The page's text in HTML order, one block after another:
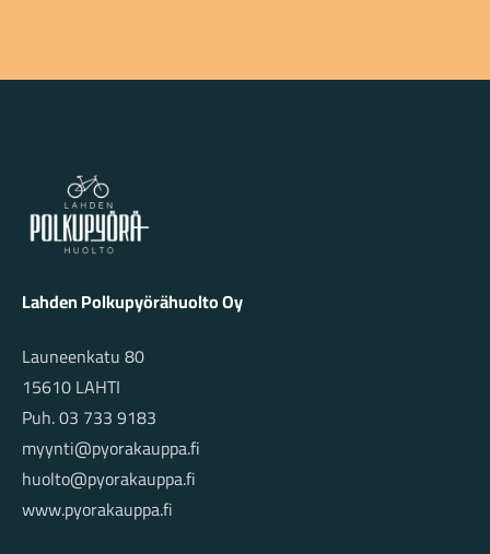
Lahden Polkupyörähuolto - etusivulle
Lahden Polkupyörähuolto Oy
Launeenkatu 80
15610 LAHTI
Puh. 03 733 9183
myynti@pyorakauppa.fi
huolto@pyorakauppa.fi
www.pyorakauppa.fi